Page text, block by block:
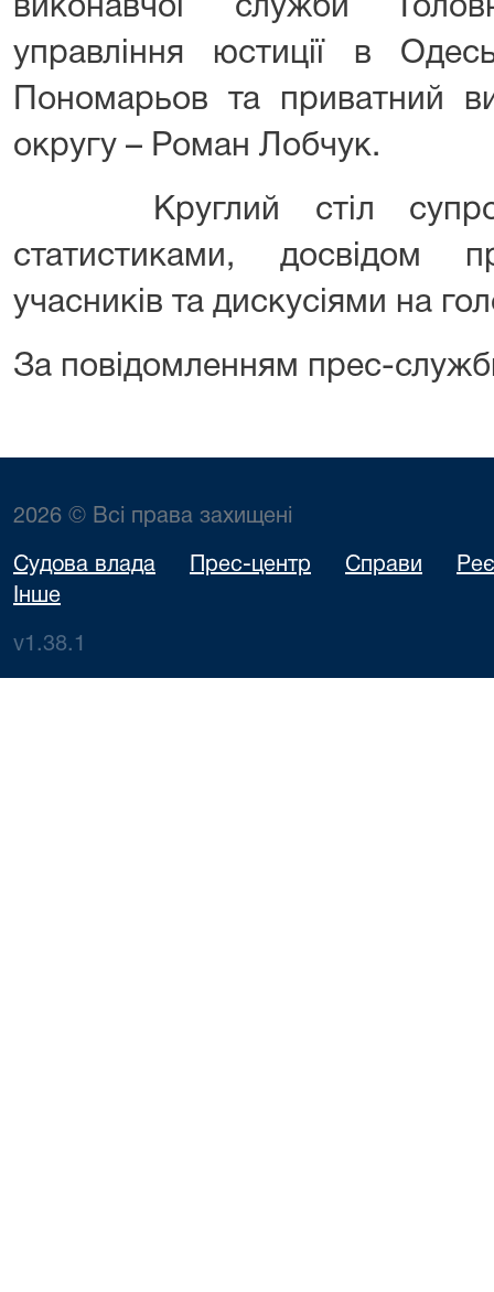
виконавчої служби
управління юстиції в
Пономарьов та приватний
округу – Роман Лобчук.
Круглий стіл
статистиками, досвідом
учасників та дискусіями на
За повідомленням прес-
2026 © Всі права захищені
Судова влада Прес-центр Справи
Інше
v1.38.1